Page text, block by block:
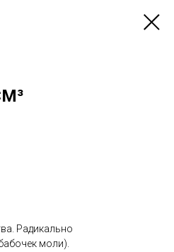
Радикально
моли).